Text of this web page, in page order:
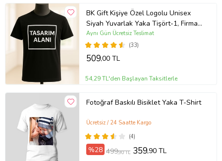
BK Gift Kişiye Özel Logolu Unisex
Siyah Yuvarlak Yaka Tişört-1, Firma
T-shirt, Logolu T-shirt, Sevgiliye
Hediye
(33)
Aynı Gün Ücretsiz Teslimat
509,00 TL
54,29 TL'den Başlayan Taksitlerle
Fotoğraf Baskılı Bisiklet Yaka T-Shirt
(4)
Ücretsiz / 24 Saatte Kargo
%28 499,90 TL 359,90 TL